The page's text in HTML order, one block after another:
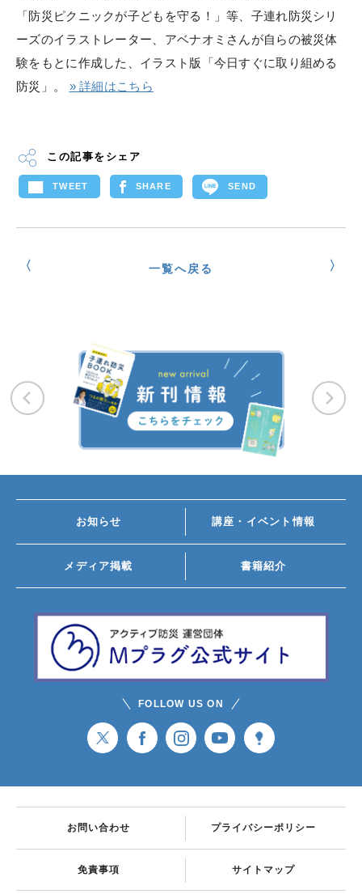
「防災ピクニックが子どもを守る！」等、子連れ防災シリ
ーズのイラストレーター、アベナオミさんが自らの被災体
験をもとに作成した、イラスト版「今日すぐに取り組める
防災」。 » 詳細はこちら
この記事をシェア
TWEET SHARE SEND
一覧へ戻る
お知らせ 講座・イベント情報
メディア掲載 書籍紹介
FOLLOW US ON
お問い合わせ プライバシーポリシー
免責事項 サイトマップ